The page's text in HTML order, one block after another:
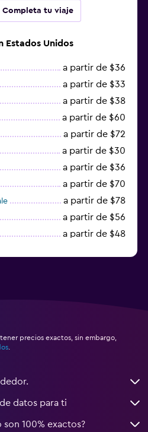
Completa tu viaje
Estados Unidos
a partir de $36
a partir de $33
a partir de $38
a partir de $60
a partir de $72
a partir de $30
a partir de $36
a partir de $70
a partir de $78
a partir de $56
a partir de $48
precios exactos, sin embargo,
datos para ti
100% exactos?